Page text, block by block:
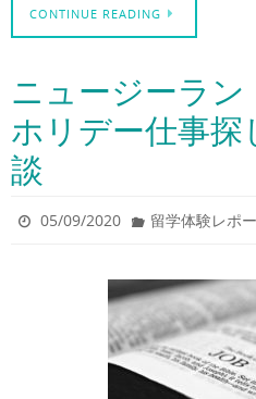
CONTINUE READING
ニュージーラ
ホリデー仕事探
談
05/09/2020 留学体験レポ